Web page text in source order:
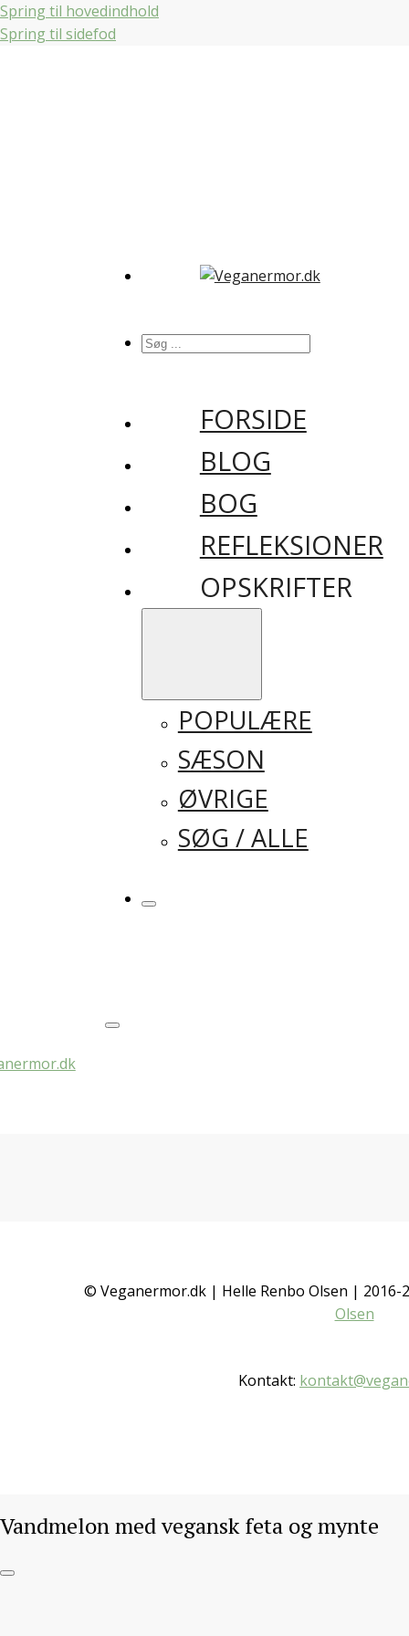
Spring til hovedindhold
Spring til sidefod
Søg
FORSIDE
BLOG
BOG
REFLEKSIONER
OPSKRIFTER
POPULÆRE
SÆSON
ØVRIGE
SØG / ALLE
© Veganermor.dk | Helle Renbo Olsen |
Olsen
Kontakt:
Vandmelon med vegansk feta og mynte